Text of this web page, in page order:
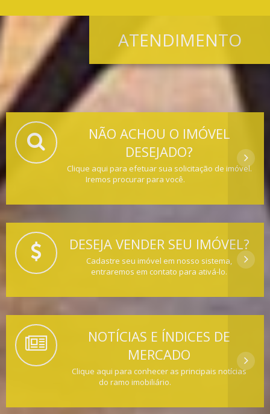
ATENDIMENTO
NÃO ACHOU O IMÓVEL
DESEJADO?
Clique aqui para efetuar sua solicitação de imóvel.
Iremos procurar para você.
DESEJA VENDER SEU IMÓVEL?
Cadastre seu imóvel em nosso sistema,
entraremos em contato para ativá-lo.
NOTÍCIAS E ÍNDICES DE
MERCADO
Clique aqui para conhecer as principais notícias
do ramo imobiliário.